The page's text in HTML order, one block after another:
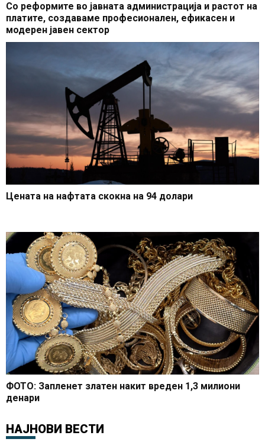
Со реформите во јавната администрација и растот на
платите, создаваме професионален, ефикасен и
модерен јавен сектор
Цената на нафтата скокна на 94 долари
ФОТО: Запленет златен накит вреден 1,3 милиони
денари
НАЈНОВИ ВЕСТИ